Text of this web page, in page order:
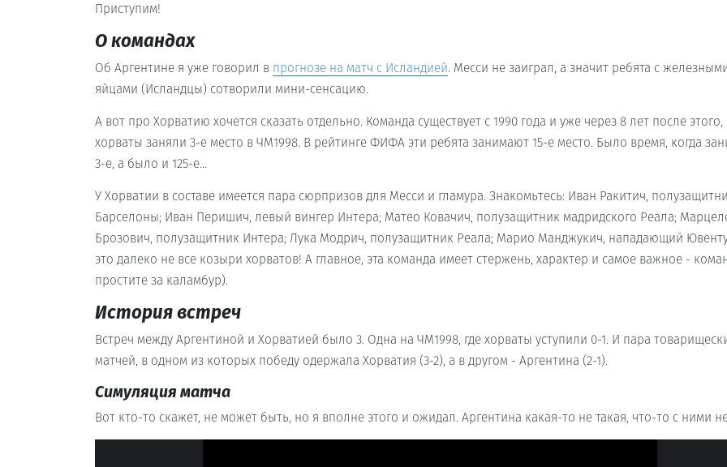
Приступим!
О командах
Об Аргентине я уже говорил в прогнозе на матч с Исландией. Месси не заиграл, а значит ребята с
яйцами (Исландцы) сотворили мини-сенсацию.
А вот про Хорватию хочется сказать отдельно. Команда существует с 1990 года и уже через 8 лет после этого,
хорваты заняли 3-е место в ЧМ1998. В рейтинге ФИФА эти ребята занимают 15-е место. Было время, когда
3-е, а было и 125-е...
У Хорватии в составе имеется пара сюрпризов для Месси и гламура. Знакомьтесь: Иван Ракитич,
Барселоны; Иван Перишич, левый вингер Интера; Матео Ковачич, полузащитник мадридского Реала;
Брозович, полузащитник Интера; Лука Модрич, полузащитник Реала; Марио Манджукич, нападающий
это далеко не все козыри хорватов! А главное, эта команда имеет стержень, характер и самое важное -
простите за каламбур).
История встреч
Встреч между Аргентиной и Хорватией было 3. Одна на ЧМ1998, где хорваты уступили 0-1. И пара
матчей, в одном из которых победу одержала Хорватия (3-2), а в другом - Аргентина (2-1).
Симуляция матча
Вот кто-то скажет, не может быть, но я вполне этого и ожидал. Аргентина какая-то не такая, что-то с ними